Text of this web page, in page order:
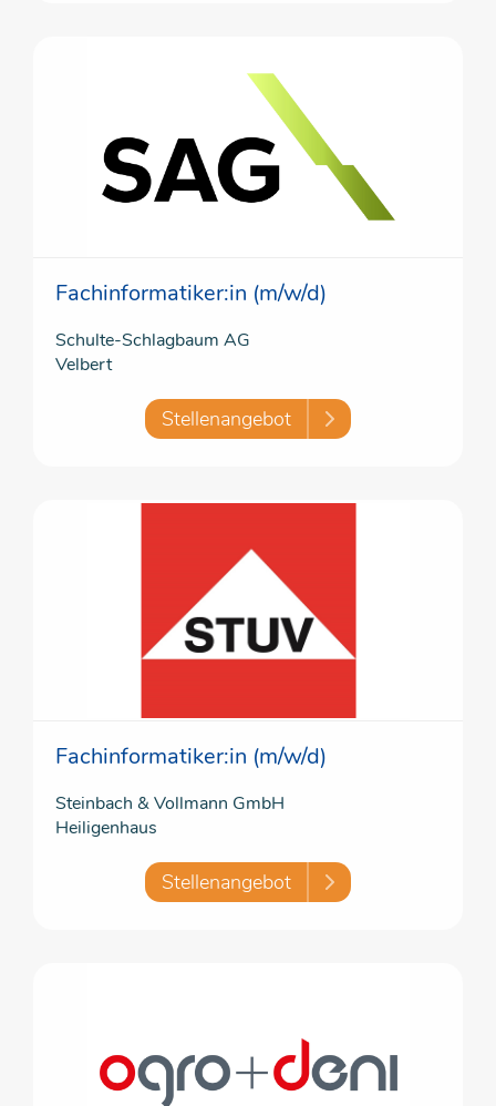
Fachinformatiker:in (m/w/d)
Schulte-Schlagbaum AG
Velbert
Stellenangebot
Fachinformatiker:in (m/w/d)
Steinbach & Vollmann GmbH
Heiligenhaus
Stellenangebot